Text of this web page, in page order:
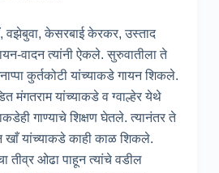
वझेबुवा, केसरबाई केरकर, उस्ताद
वादन त्यांनी ऐकले. सुरुवातीला ते
कुर्तकोटी यांच्याकडे गायन शिकले.
मंगतराम यांच्याकडे व ग्वाल्हेर येथे
गाण्याचे शिक्षण घेतले. त्यानंतर ते
खाँ यांच्याकडे काही काळ शिकले.
तीव्र ओढा पाहून त्यांचे वडील